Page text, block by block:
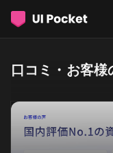
口コミ・お客